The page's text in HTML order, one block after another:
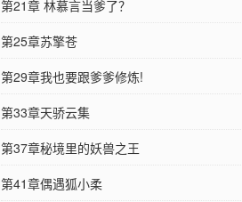
第21章 林慕言当爹了？
第25章苏擎苍
第29章我也要跟爹爹修炼!
第33章天骄云集
第37章秘境里的妖兽之王
第41章偶遇狐小柔